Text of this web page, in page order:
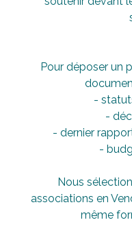
Pour déposer un
-
-
- dernier
-
Nous
associations en
même